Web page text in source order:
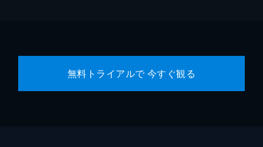
無料トライアルで 今すぐ観る